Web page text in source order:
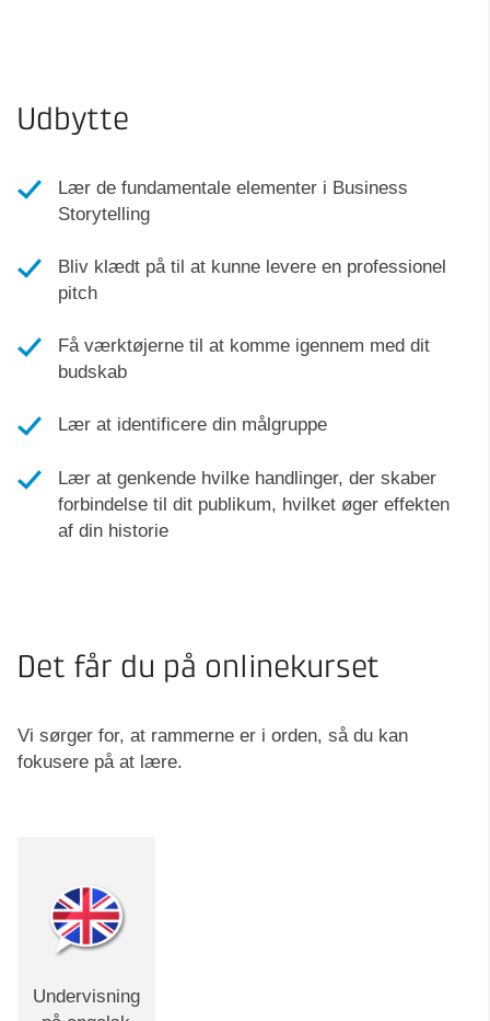
Udbytte
Lær de fundamentale elementer i Business
Storytelling
Bliv klædt på til at kunne levere en professionel
pitch
Få værktøjerne til at komme igennem med dit
budskab
Lær at identificere din målgruppe
Lær at genkende hvilke handlinger, der skaber
forbindelse til dit publikum, hvilket øger effekten
af din historie
Det får du på onlinekurset
Vi sørger for, at rammerne er i orden, så du kan
fokusere på at lære.
Undervisning